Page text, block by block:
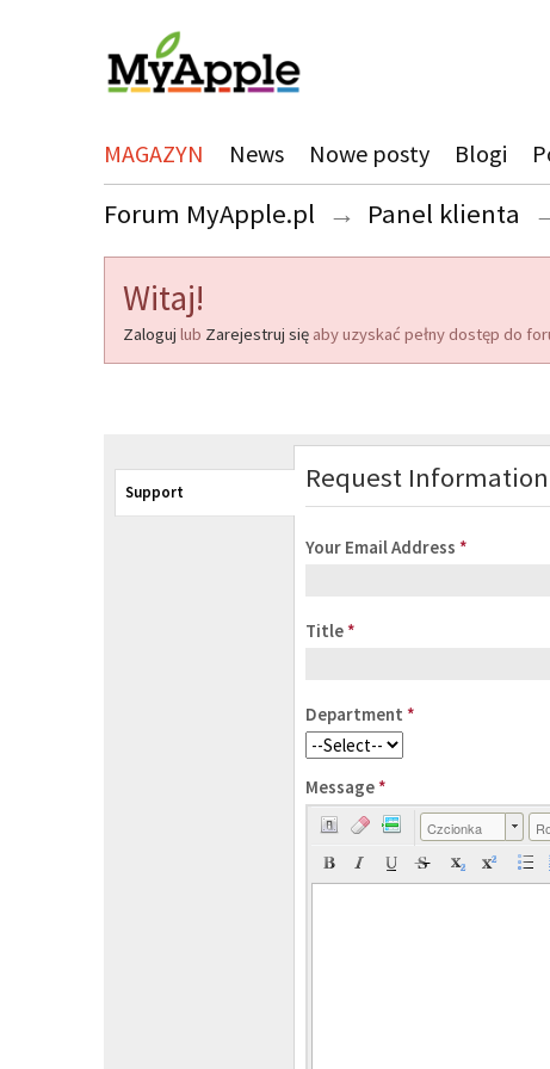
MAGAZYN News Nowe posty Blogi
Forum MyApple.pl → Panel klienta
Witaj!
Zaloguj lub Zarejestruj się aby uzyskać pełny dostęp do
Support Request Information
Your Email Address *
Title *
Department *
Message *
Czcionka